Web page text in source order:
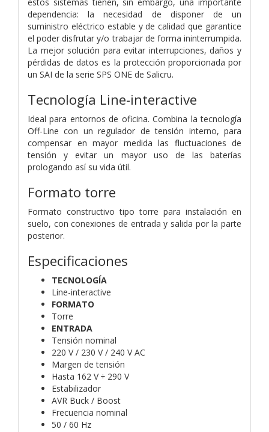
dependencia: la necesidad de disponer de un
suministro eléctrico estable y de calidad que garantice
el poder disfrutar y/o trabajar de forma ininterrumpida.
La mejor solución para evitar interrupciones, daños y
pérdidas de datos es la protección proporcionada por
un SAI de la serie SPS ONE de Salicru.
Tecnología Line-interactive
Ideal para entornos de oficina. Combina la tecnología
Off-Line con un regulador de tensión interno, para
compensar en mayor medida las fluctuaciones de
tensión y evitar un mayor uso de las baterías
prologando así su vida útil.
Formato torre
Formato constructivo tipo torre para instalación en
suelo, con conexiones de entrada y salida por la parte
posterior.
Especificaciones
TECNOLOGÍA
Line-interactive
FORMATO
Torre
ENTRADA
Tensión nominal
220 V / 230 V / 240 V AC
Margen de tensión
Hasta 162 V ÷ 290 V
Estabilizador
AVR Buck / Boost
Frecuencia nominal
50 / 60 Hz